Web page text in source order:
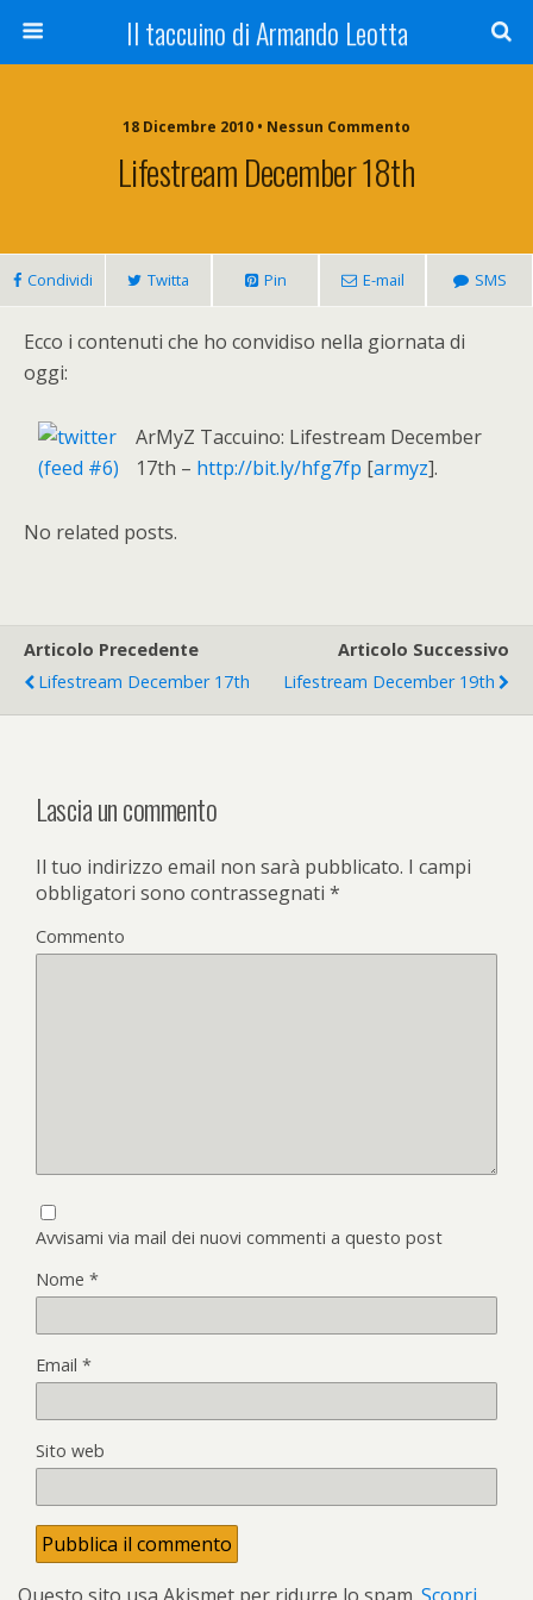
Il taccuino di Armando Leotta
18 Dicembre 2010 • Nessun Commento
Lifestream December 18th
Condividi Twitta Pin E-mail SMS
Ecco i contenuti che ho convidiso nella giornata di
oggi:
ArMyZ Taccuino: Lifestream December
17th – http://bit.ly/hfg7fp [armyz].
No related posts.
Articolo Precedente
Lifestream December 17th
Articolo Successivo
Lifestream December 19th
Lascia un commento
Il tuo indirizzo email non sarà pubblicato. I campi
obbligatori sono contrassegnati *
Commento
Avvisami via mail dei nuovi commenti a questo post
Nome *
Email *
Sito web